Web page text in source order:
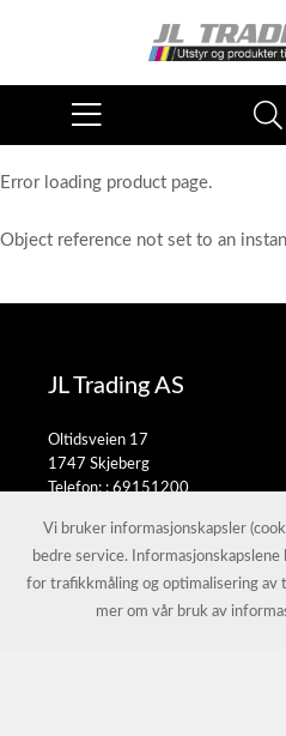
Error loading product page.
Object reference not set to an
JL Trading AS
Oltidsveien 17
1747 Skjeberg
Telefon: :69151200
© JL Trading AS |
Vi bruker informasjonskapsler
bedre service.
for trafikkmåling og optimalisering av
mer om vår bruk av